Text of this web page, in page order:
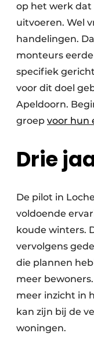
op het werk
uitvoeren. Wel
handelingen.
monteurs
specifiek
voor dit doel
Apeldoorn.
groep voor hun
Drie
De pilot in
voldoende
koude winters.
vervolgens
die plannen
meer
meer inzicht in
kan zijn bij de
woningen.